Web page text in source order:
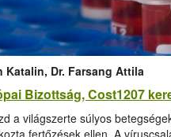
Katalin, Dr. Farsang Attila
Bizottság, Cost1207
a világszerte súlyos